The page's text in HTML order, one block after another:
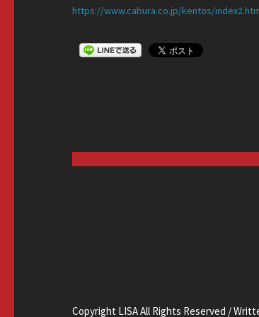
https://www.cabura.co.jp/kentos/inde
Copyright LISA All Rights Reserved /